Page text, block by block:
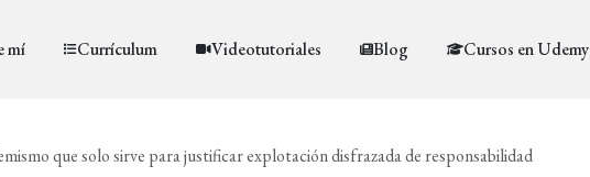
mí Currículum Videotutoriales Blog Cursos en Udemy
que solo sirve para justificar explotación disfrazada de responsabilidad